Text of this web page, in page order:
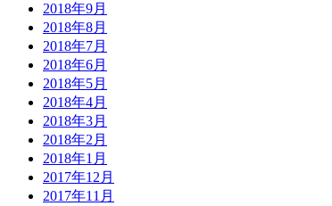
2018年9月
2018年8月
2018年7月
2018年6月
2018年5月
2018年4月
2018年3月
2018年2月
2018年1月
2017年12月
2017年11月